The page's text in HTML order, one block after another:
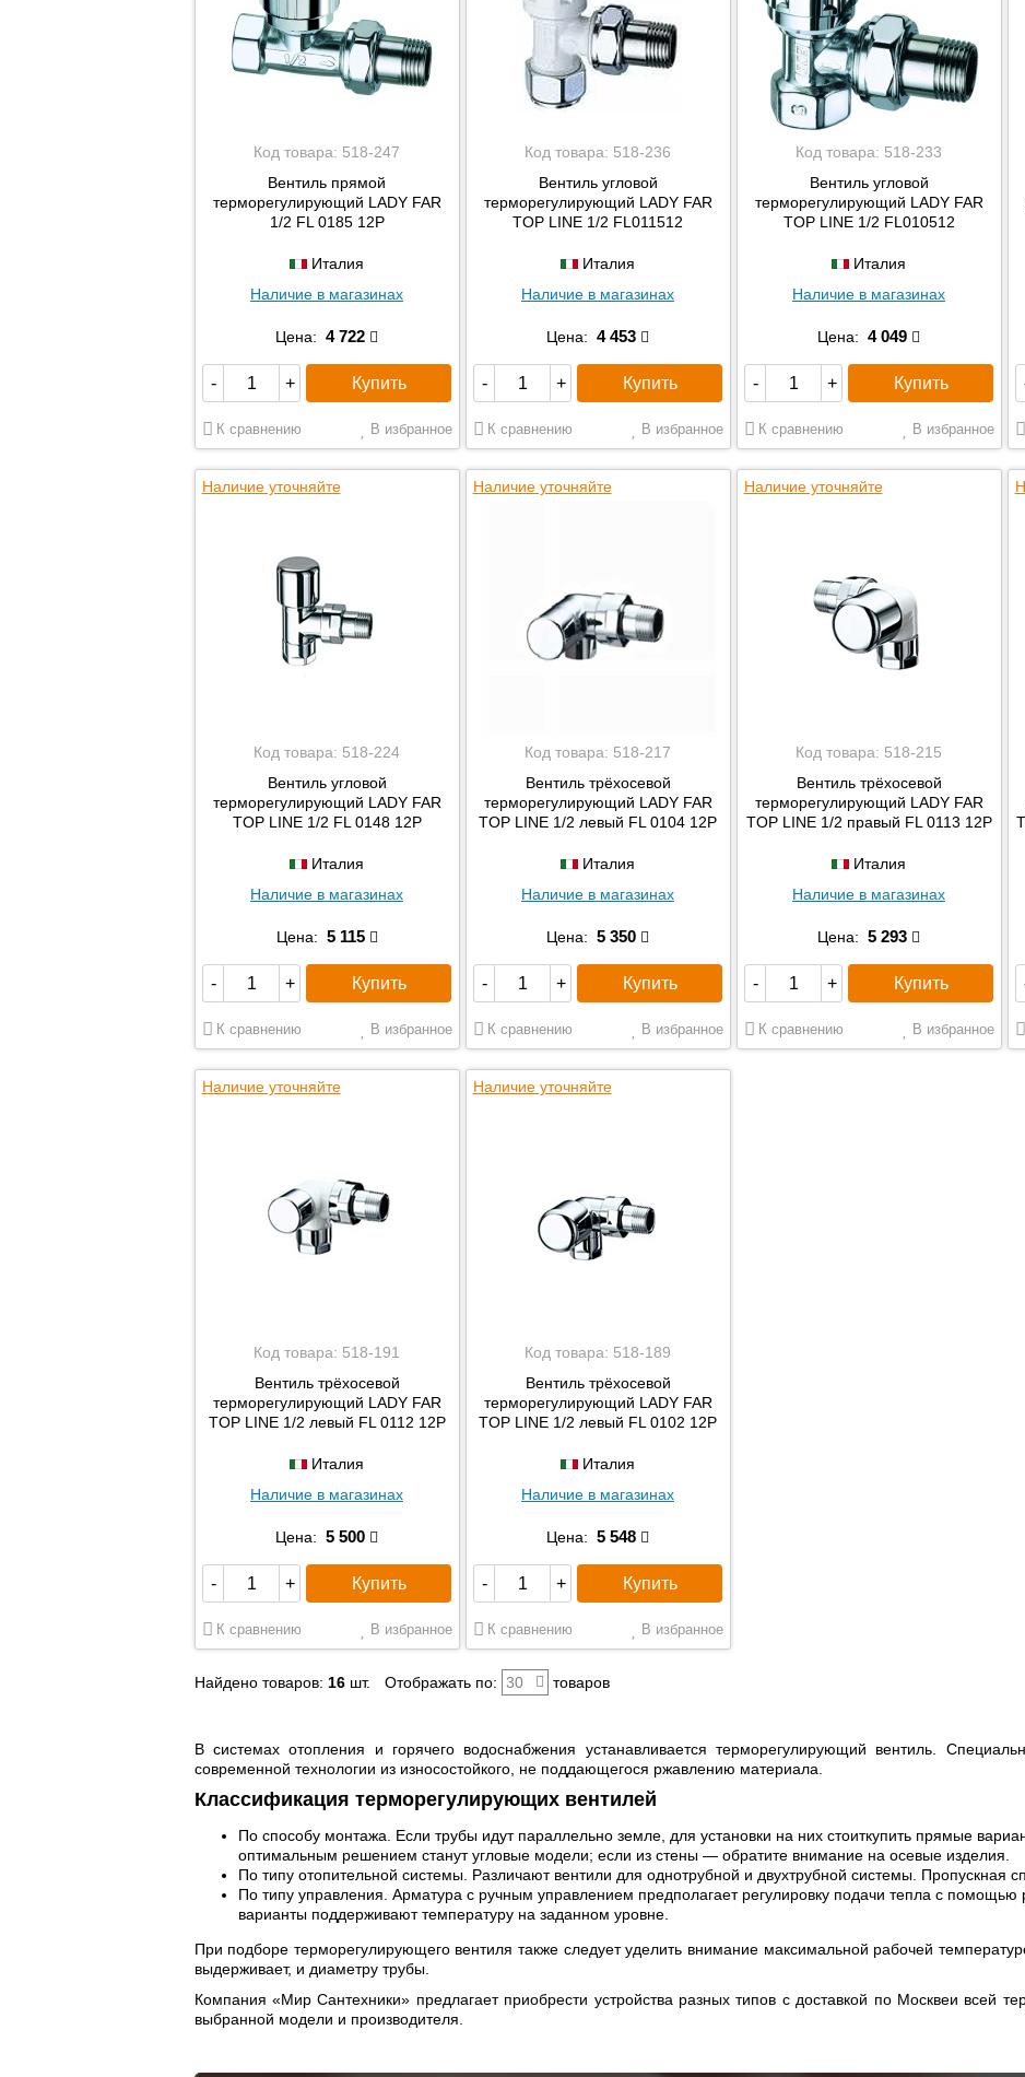
Код товара: 518-247
Вентиль прямой
терморегулирующий LADY FAR
1/2 FL 0185 12P
Италия
Наличие в магазинах
Цена: 4 722
- + Купить
К сравнению В избранное
Код товара: 518-236
Вентиль угловой
терморегулирующий LADY FAR
TOP LINE 1/2 FL011512
Италия
Наличие в магазинах
Цена: 4 453
- + Купить
К сравнению В избранное
Код товара: 518-233
Вентиль угловой
терморегулирующий LADY FAR
TOP LINE 1/2 FL010512
Италия
Наличие в магазинах
Цена: 4 049
- + Купить
К сравнению В избранное
Наличие уточняйте
Код товара: 518-224
Вентиль угловой
терморегулирующий LADY FAR
TOP LINE 1/2 FL 0148 12P
Италия
Наличие в магазинах
Цена: 5 115
- + Купить
К сравнению В избранное
Наличие уточняйте
Код товара: 518-217
Вентиль трёхосевой
терморегулирующий LADY FAR
TOP LINE 1/2 левый FL 0104 12P
Италия
Наличие в магазинах
Цена: 5 350
- + Купить
К сравнению В избранное
Наличие уточняйте
Код товара: 518-215
Вентиль трёхосевой
терморегулирующий LADY FAR
TOP LINE 1/2 правый FL 0113 12P
Италия
Наличие в магазинах
Цена: 5 293
- + Купить
К сравнению В избранное
Наличие уточняйте
Код товара: 518-191
Вентиль трёхосевой
терморегулирующий LADY FAR
TOP LINE 1/2 левый FL 0112 12P
Италия
Наличие в магазинах
Цена: 5 500
- + Купить
К сравнению В избранное
Наличие уточняйте
Код товара: 518-189
Вентиль трёхосевой
терморегулирующий LADY FAR
TOP LINE 1/2 левый FL 0102 12P
Италия
Наличие в магазинах
Цена: 5 548
- + Купить
К сравнению В избранное
Найдено товаров: 16шт. Отображать по: 30 товаров
В системах отопления и горячего водоснабжения устанавливается терморегулирующий вентиль.
современной технологии из износостойкого, не поддающегося ржавлению материала.
Классификация терморегулирующих вентилей
По способу монтажа. Если трубы идут параллельно земле, для установки на них стоиткупить прямые
оптимальным решением станут угловые модели; если из стены — обратите внимание на осевые изделия.
По типу отопительной системы. Различают вентили для однотрубной и двухтрубной системы. Пропускная
По типу управления. Арматура с ручным управлением предполагает регулировку подачи тепла с помощью
варианты поддерживают температуру на заданном уровне.
При подборе терморегулирующего вентиля также следует уделить внимание максимальной рабочей
выдерживает, и диаметру трубы.
Компания «Мир Сантехники» предлагает приобрести устройства разных типов с доставкой по Москвеи всей
выбранной модели и производителя.